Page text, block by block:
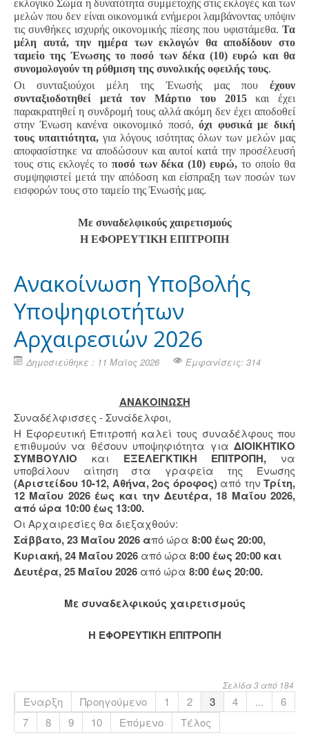
εκλογικό Σώμα η δυνατότητα συμμετοχής στις εκλογές και των
μελών που δεν είναι οικονομικά ενήμεροι λαμβάνοντας υπόψιν
τις συνθήκες ισχυρής οικονομικής πίεσης που υφιστάμεθα. Τα
μέλη αυτά, την ημέρα των εκλογών θα αποδίδουν στο
ταμείο της Ένωσης το ποσό των δέκα (10) ευρώ και θα
συνομολογούν τη ρύθμιση της συνολικής οφειλής τους.
Οι συνταξιούχοι μέλη της Ένωσής μας που έχουν
συνταξιοδοτηθεί μετά τον Μάρτιο του 2015και έχει
παρακρατηθεί η συνδρομή τους αλλά ακόμη δεν έχει αποδοθεί
στην Ένωση κανένα οικονομικό ποσό,όχι φυσικά με δική
τους υπαιτιότητα, για λόγους ισότητας όλων των μελών μας
αποφασίστηκε να αποδώσουν και αυτοί κατά την προσέλευσή
τους στις εκλογές το ποσό των δέκα (10) ευρώ, το οποίο θα
συμψηφιστεί μετά την απόδοση και είσπραξη των ποσών των
εισφορών τους στο ταμείο της Ένωσής μας.
Με συναδελφικούς χαιρετισμούς
Η ΕΦΟΡΕΥΤΙΚΗ ΕΠΙΤΡΟΠΗ
Aνακοίνωση Υποβολής
Υποψηφιοτήτων
Αρχαιρεσιών 2026
Δημοσιεύθηκε : 11 Μαϊος 2026 Εμφανίσεις: 314
ΑΝΑΚΟΙΝΩΣΗ
Συναδέλφισσες - Συνάδελφοι,
Η Εφορευτική Επιτροπή καλεί τους συναδέλφους που
επιθυμούν να θέσουν υποψηφιότητα για ΔΙΟΙΚΗΤΙΚΟ
ΣΥΜΒΟΥΛΙΟ και ΕΞΕΛΕΓΚΤΙΚΗ ΕΠΙΤΡΟΠΗ, να
υποβάλουν αίτηση στα γραφεία της Ένωσης
(Αριστείδου 10-12, Αθήνα, 2ος όροφος)από τηνΤρίτη,
12 Μαΐου 2026 έως και την Δευτέρα, 18 Μαΐου 2026,
από ώρα 10:00 έως 13:00.
Οι Αρχαιρεσίες θα διεξαχθούν:
Σάββατο, 23 Μαΐου 2026 από ώρα 8:00 έως 20:00,
Κυριακή, 24 Μαΐου 2026 από ώρα 8:00 έως 20:00 και
Δευτέρα, 25 Μαΐου 2026 από ώρα 8:00 έως 20:00.
Με συναδελφικούς χαιρετισμούς
Η ΕΦΟΡΕΥΤΙΚΗ ΕΠΙΤΡΟΠΗ
Σελίδα 3 από 184
Έναρξη Προηγούμενο 1 2 3 4 ...
6
7
8 9 10 Επόμενο Τέλος